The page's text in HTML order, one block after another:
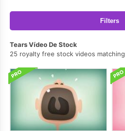
Filters
Tears Vídeo De Stock
25 royalty free stock videos matching